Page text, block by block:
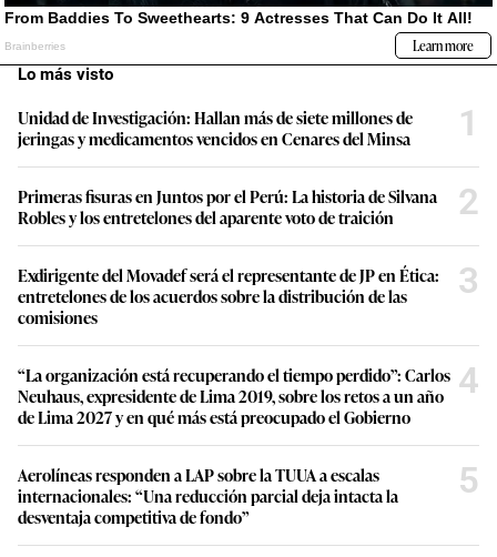
Lo más visto
Unidad de Investigación: Hallan más de siete millones de
jeringas y medicamentos vencidos en Cenares del Minsa
1
Primeras fisuras en Juntos por el Perú: La historia de Silvana
Robles y los entretelones del aparente voto de traición
2
Exdirigente del Movadef será el representante de JP en Ética:
entretelones de los acuerdos sobre la distribución de las
comisiones
3
“La organización está recuperando el tiempo perdido”: Carlos
Neuhaus, expresidente de Lima 2019, sobre los retos a un año
de Lima 2027 y en qué más está preocupado el Gobierno
4
Aerolíneas responden a LAP sobre la TUUA a escalas
internacionales: “Una reducción parcial deja intacta la
desventaja competitiva de fondo”
5